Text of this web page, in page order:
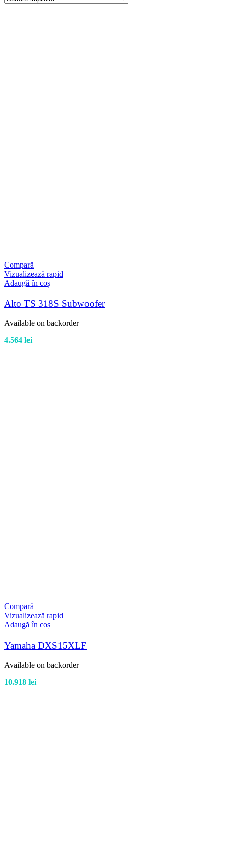
Compară
Vizualizează rapid
Adaugă în coș
Alto TS 318S Subwoofer
Available on backorder
4.564 lei
Compară
Vizualizează rapid
Adaugă în coș
Yamaha DXS15XLF
Available on backorder
10.918 lei